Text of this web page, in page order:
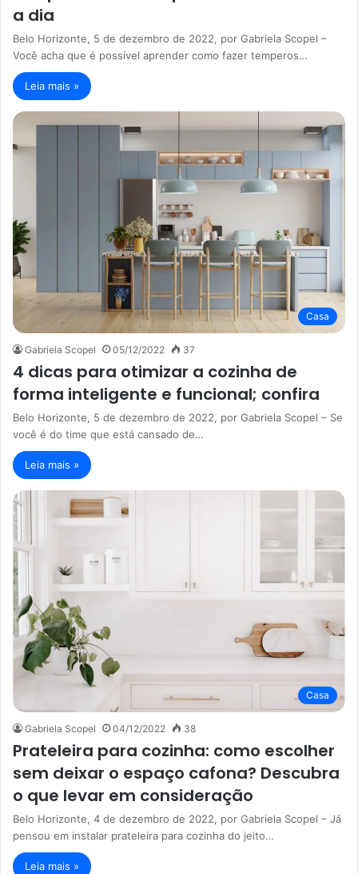
a dia
Belo Horizonte, 5 de dezembro de 2022, por Gabriela Scopel –
Você acha que é possível aprender como fazer temperos…
Leia mais »
Casa
Gabriela Scopel 05/12/2022 37
4 dicas para otimizar a cozinha de
forma inteligente e funcional; confira
Belo Horizonte, 5 de dezembro de 2022, por Gabriela Scopel – Se
você é do time que está cansado de…
Leia mais »
Casa
Gabriela Scopel 04/12/2022 38
Prateleira para cozinha: como escolher
sem deixar o espaço cafona? Descubra
o que levar em consideração
Belo Horizonte, 4 de dezembro de 2022, por Gabriela Scopel – Já
pensou em instalar prateleira para cozinha do jeito…
Leia mais »